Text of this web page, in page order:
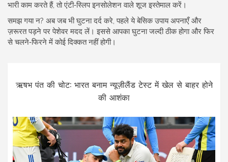
भारी काम करते हैं, तो एंटी‑स्लिप इनसोलेशन वाले शूज इस्तेमाल करें।
समझ गया न? अब जब भी घुटना दर्द करे, पहले ये बेसिक उपाय अपनाएँ और
ज़रूरत पड़ने पर पेशेवर मदद लें। इससे आपका घुटना जल्दी ठीक होगा और फिर
से चलने‑फिरने में कोई दिक्कत नहीं होगी।
ऋषभ पंत की चोट: भारत बनाम न्यूज़ीलैंड टेस्ट में खेल से बाहर होने
की आशंका